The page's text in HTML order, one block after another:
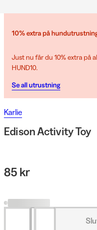
10% extra på
Just nu får du 10% extra på
HUND10.
Se all utrustning
Karlie
Edison Activity Toy
85 kr